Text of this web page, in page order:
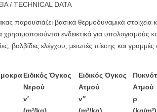
/ TECHNICAL DATA
παρουσιάζει βασικά θερμοδυναμικά
χρησιμοποιούνται ενδεικτικά για
βαλβίδες ελέγχου, μειωτές πίεσης και
Ειδικός Όγκος
Νερού
v′
(m³/kg)
Ειδικός Όγκος
Ατμού
v″
(m³/kg)
Ατμού
ρ
(kg/m³)